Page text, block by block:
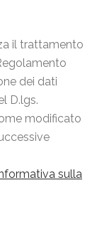
il trattamento
dei dati
D.lgs.
modificato
sulla